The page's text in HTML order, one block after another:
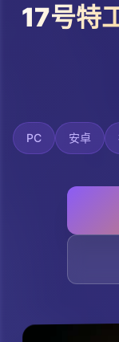
17号特
PC 安卓